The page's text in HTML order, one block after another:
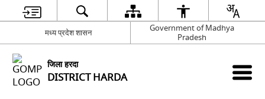
मध्य प्रदेश शासन
Government of Madhya
Pradesh
जिला हरदा
DISTRICT HARDA